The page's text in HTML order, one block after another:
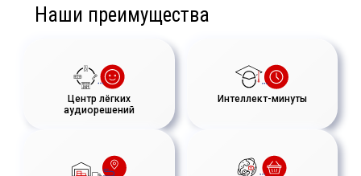
Наши преимущества
Центр лёгких
аудиорешений
Интеллект-минуты